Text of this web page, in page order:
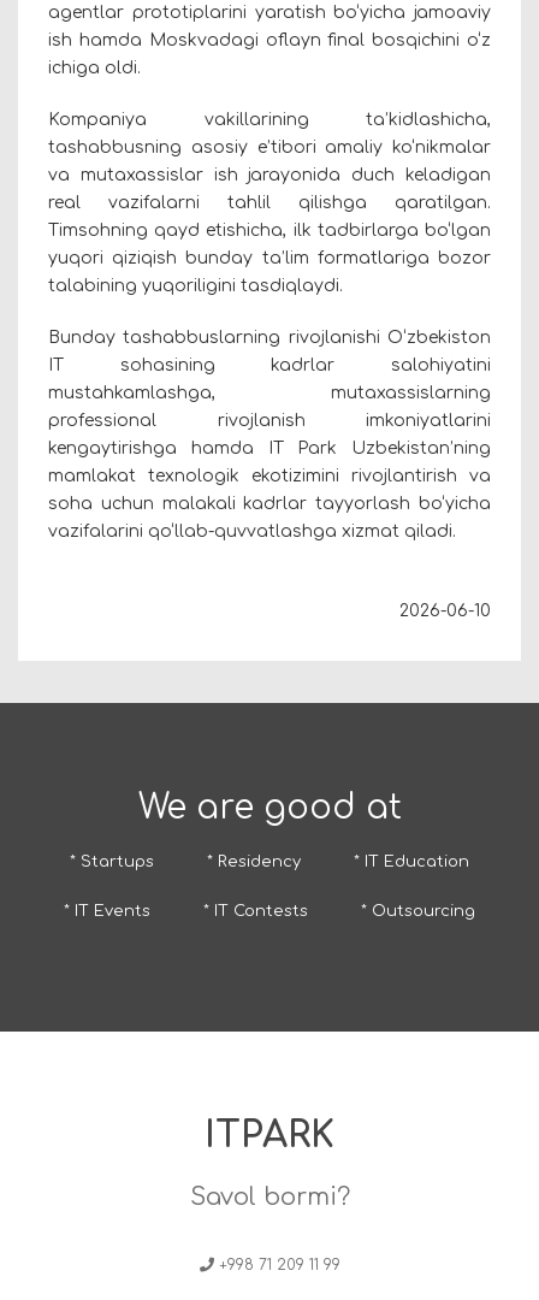
agentlar prototiplarini yaratish bo‘yicha jamoaviy
ish hamda Moskvadagi oflayn final bosqichini o‘z
ichiga oldi.
Kompaniya vakillarining ta’kidlashicha,
tashabbusning asosiy e’tibori amaliy ko‘nikmalar
va mutaxassislar ish jarayonida duch keladigan
real vazifalarni tahlil qilishga qaratilgan.
Timsohning qayd etishicha, ilk tadbirlarga bo‘lgan
yuqori qiziqish bunday ta’lim formatlariga bozor
talabining yuqoriligini tasdiqlaydi.
Bunday tashabbuslarning rivojlanishi O‘zbekiston
IT sohasining kadrlar salohiyatini
mustahkamlashga, mutaxassislarning
professional rivojlanish imkoniyatlarini
kengaytirishga hamda IT Park Uzbekistan’ning
mamlakat texnologik ekotizimini rivojlantirish va
soha uchun malakali kadrlar tayyorlash bo‘yicha
vazifalarini qo‘llab-quvvatlashga xizmat qiladi.
2026-06-10
We are good at
* Startups * Residency * IT Education
* IT Events * IT Contests * Outsourcing
ITPARK
Savol bormi?
+998 71 209 11 99